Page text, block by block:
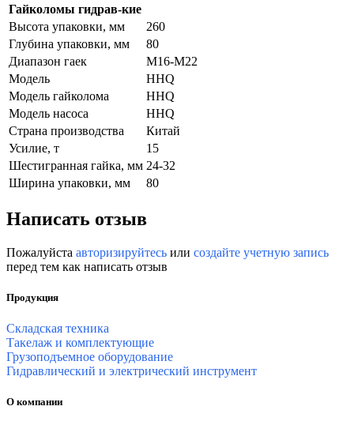
Гайколомы гидрав-кие
Высота упаковки, мм
260
Глубина упаковки, мм
80
Диапазон гаек
M16-M22
Модель
HHQ
Модель гайколома
HHQ
Модель насоса
HHQ
Страна производства
Китай
Усилие, т
15
Шестигранная гайка, мм 24-32
Ширина упаковки, мм
80
Написать отзыв
Пожалуйста авторизируйтесь или создайте учетную запись
перед тем как написать отзыв
Продукция
Складская техника
Такелаж и комплектующие
Грузоподъемное оборудование
Гидравлический и электрический инструмент
О компании